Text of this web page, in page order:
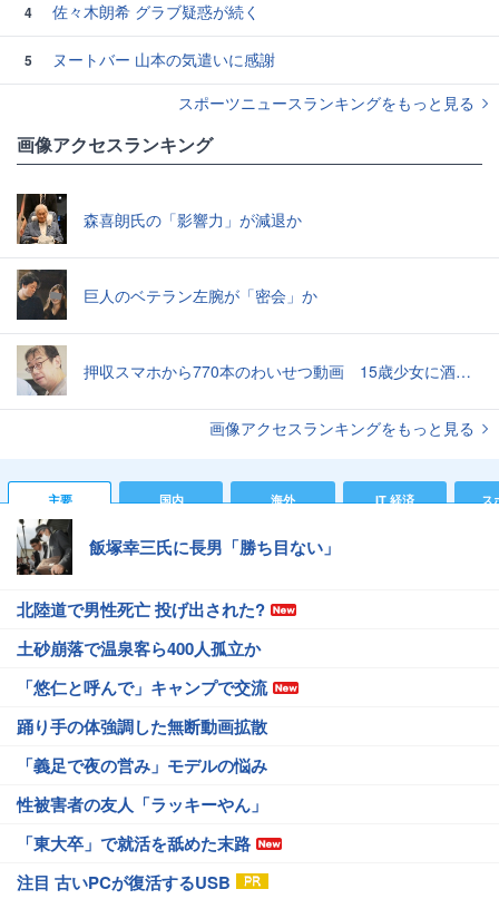
4 佐々木朗希 グラブ疑惑が続く
5
ヌートバー 山本の気遣いに感謝
スポーツニュースランキングをもっと見る
画像アクセスランキング
森喜朗氏の「影響力」が減退か
巨人のベテラン左腕が「密会」か
押収スマホから770本のわいせつ動画 15歳少女に酒と薬飲ませ性的暴行か 54歳男を再逮捕 「薬もありますよ」とSNSで誘い出し
画像アクセスランキングをもっと見る
主要 国内 海外 IT 経済 ス
飯塚幸三氏に長男「勝ち目ない」
北陸道で男性死亡 投げ出された?
土砂崩落で温泉客ら400人孤立か
「悠仁と呼んで」キャンプで交流
踊り手の体強調した無断動画拡散
「義足で夜の営み」モデルの悩み
性被害者の友人「ラッキーやん」
「東大卒」で就活を舐めた末路
注目 古いPCが復活するUSB